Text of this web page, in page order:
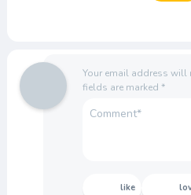
Your email address will
fields are marked *
like